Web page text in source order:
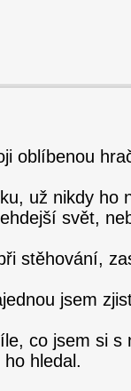
oblíbenou
už nikdy ho
svět,
stěhování,
jsem
co jsem si s
hledal.